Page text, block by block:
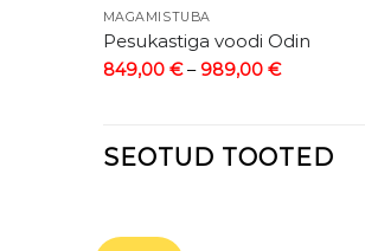
MAGAMISTUBA
Pesukastiga voodi Odin
849,00 € – 989,00 €Price
SEOTUD TOOTED